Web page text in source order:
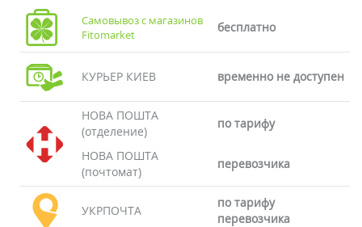
Самовывоз с магазинов
Fitomarket
бесплатно
КУРЬЕР КИЕВ временно не доступен
НОВА ПОШТА
(отделение)
по тарифу
НОВА ПОШТА
(почтомат)
перевозчика
УКРПОЧТА
по тарифу
перевозчика